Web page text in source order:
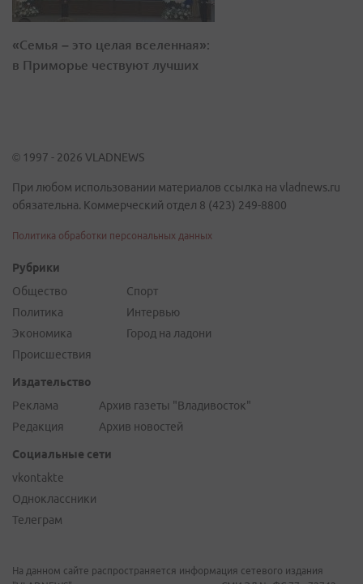
«Семья – это целая вселенная»:
в Приморье чествуют лучших
© 1997 - 2026 VLADNEWS
При любом использовании материалов ссылка на vladnews.ru
обязательна. Коммерческий отдел 8 (423) 249-8800
Политика обработки персональных данных
Рубрики
Общество
Политика
Экономика
Происшествия
Спорт
Интервью
Город на ладони
Издательство
Реклама
Редакция
Архив газеты "Владивосток"
Архив новостей
Социальные сети
vkontakte
Одноклассники
Телеграм
На данном сайте распространяется информация сетевого издания